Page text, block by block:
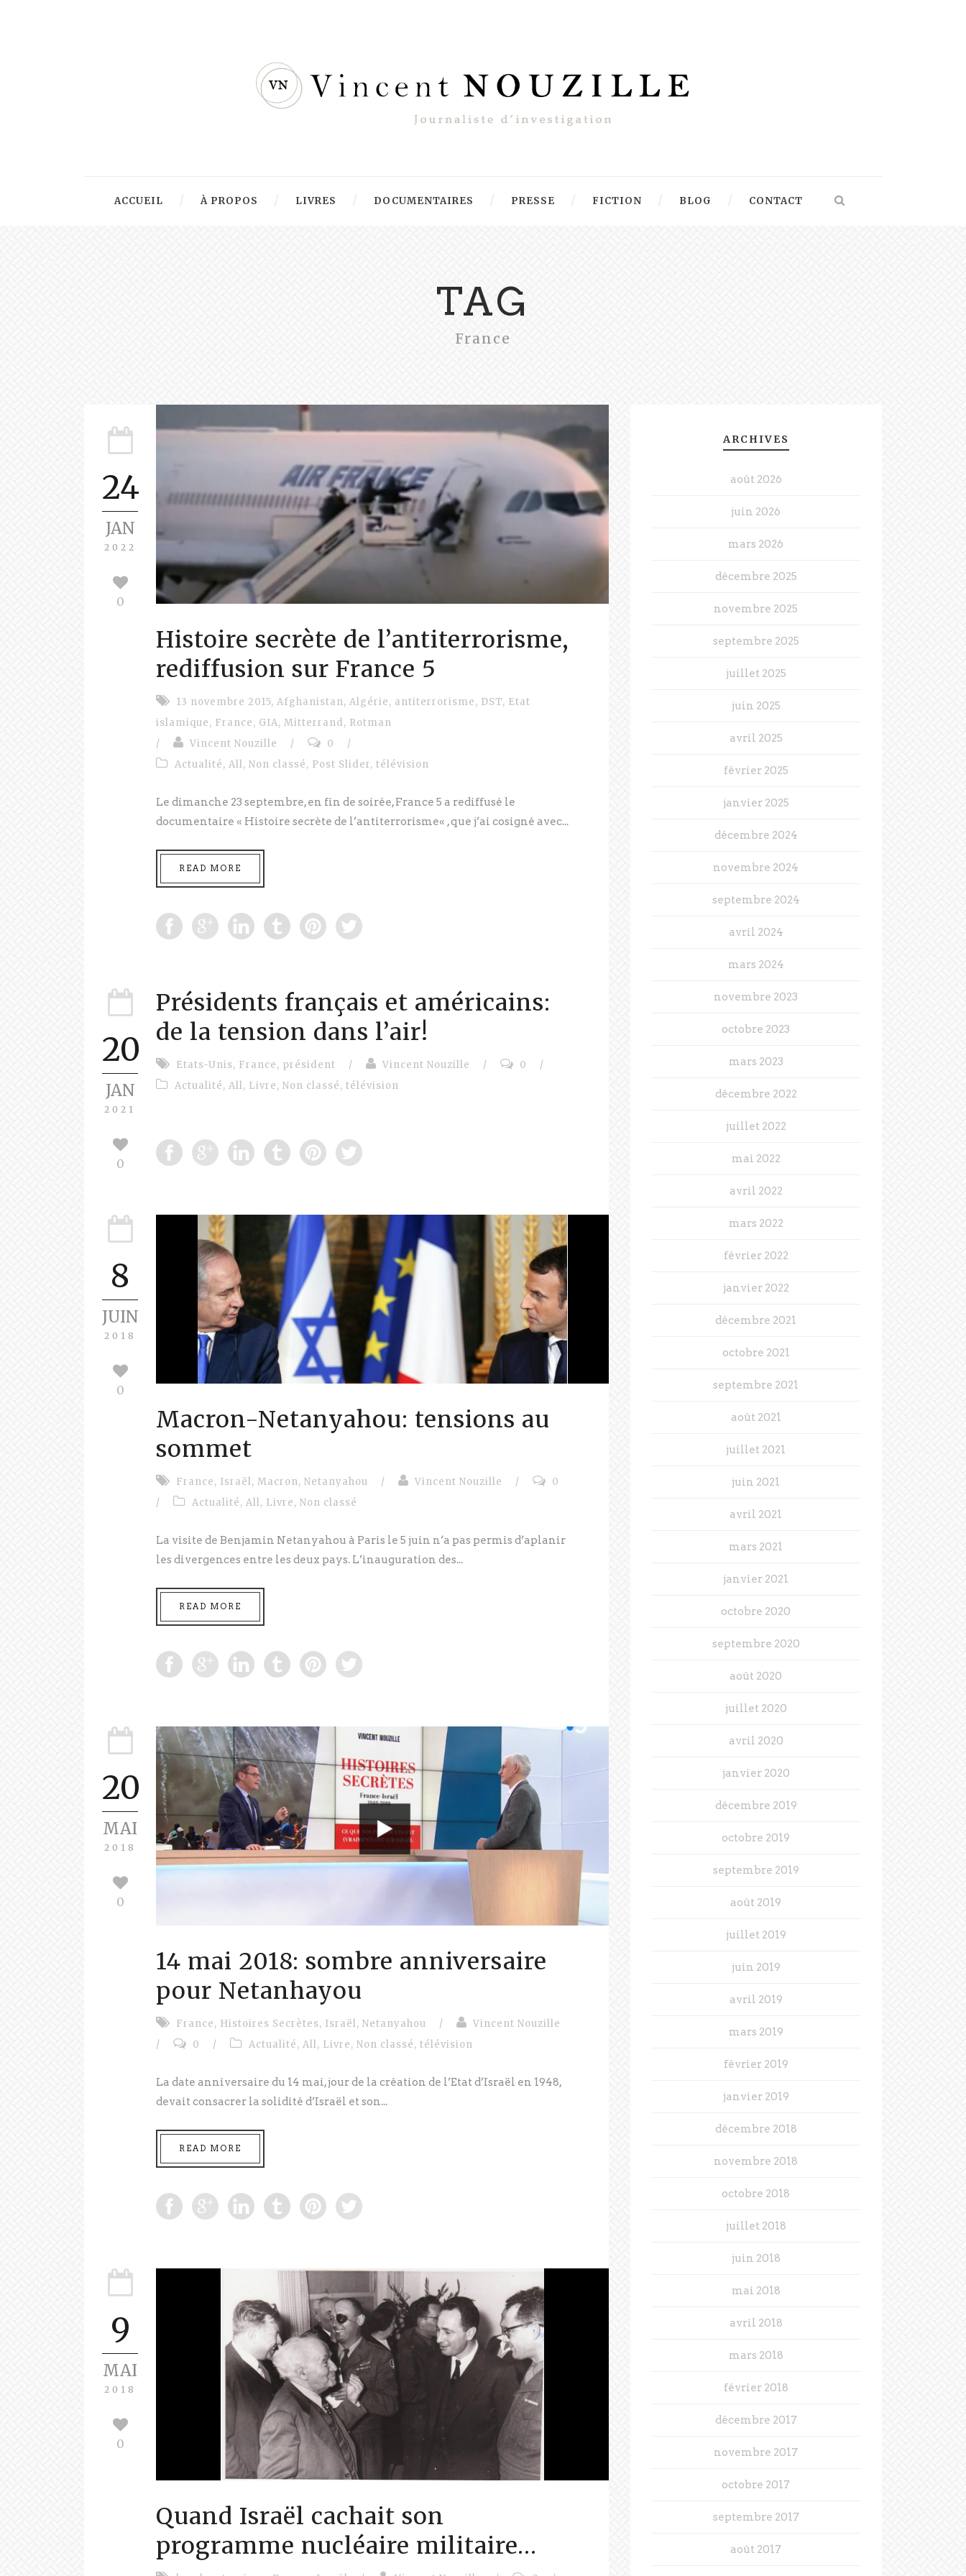
ACCUEIL À PROPOS LIVRES DOCUMENTAIRES PRESSE FICTION BLOG CONTACT
TAG
France
24
JAN
2022
0
Histoire secrète de l’antiterrorisme,
rediffusion sur France 5
13 novembre 2015, Afghanistan, Algérie, antiterrorisme, DST, Etat
islamique, France, GIA, Mitterrand , Rotman
/
Vincent Nouzille / 0
/
Actualité, All, Non classé, Post Slider, télévision
Le dimanche 23 septembre, en fin de soirée, France 5 a rediffusé le
documentaire « Histoire secrète de l’antiterrorisme« , que j’ai cosigné avec...
READ MORE
20
JAN
2021
0
Présidents français et américains:
de la tension dans l’air!
Etats-Unis, France, président / Vincent Nouzille / 0
/
Actualité, All, Livre, Non classé, télévision
8
JUIN
2018
0
Macron-Netanyahou: tensions au
sommet
France, Israël, Macron, Netanyahou / Vincent Nouzille /
0
/
Actualité, All, Livre, Non classé
La visite de Benjamin Netanyahou à Paris le 5 juin n’a pas permis d’aplanir
les divergences entre les deux pays. L’inauguration des...
READ MORE
20
MAI
2018
0
14 mai 2018: sombre anniversaire
pour Netanhayou
France, Histoires Secrètes, Israël, Netanyahou /
Vincent Nouzille
/
0 / Actualité, All, Livre, Non classé, télévision
La date anniversaire du 14 mai, jour de la création de l’Etat d’Israël en 1948,
devait consacrer la solidité d’Israël et son...
READ MORE
9
MAI
2018
0
Quand Israël cachait son
programme nucléaire militaire…
ARCHIVES
août 2026
juin 2026
mars 2026
décembre 2025
novembre 2025
septembre 2025
juillet 2025
juin 2025
avril 2025
février 2025
janvier 2025
décembre 2024
novembre 2024
septembre 2024
avril 2024
mars 2024
novembre 2023
octobre 2023
mars 2023
décembre 2022
juillet 2022
mai 2022
avril 2022
mars 2022
février 2022
janvier 2022
décembre 2021
octobre 2021
septembre 2021
août 2021
juillet 2021
juin 2021
avril 2021
mars 2021
janvier 2021
octobre 2020
septembre 2020
août 2020
juillet 2020
avril 2020
janvier 2020
décembre 2019
octobre 2019
septembre 2019
août 2019
juillet 2019
juin 2019
avril 2019
mars 2019
février 2019
janvier 2019
décembre 2018
novembre 2018
octobre 2018
juillet 2018
juin 2018
mai 2018
avril 2018
mars 2018
février 2018
décembre 2017
novembre 2017
octobre 2017
septembre 2017
août 2017